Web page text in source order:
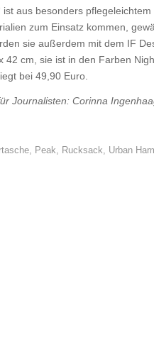
ist aus besonders
zum Einsatz kommen,
sie außerdem mit dem IF
42 cm, sie ist in den Farben
bei 49,90 Euro.
Journalisten: Corinna
, Peak, Rucksack, Urban